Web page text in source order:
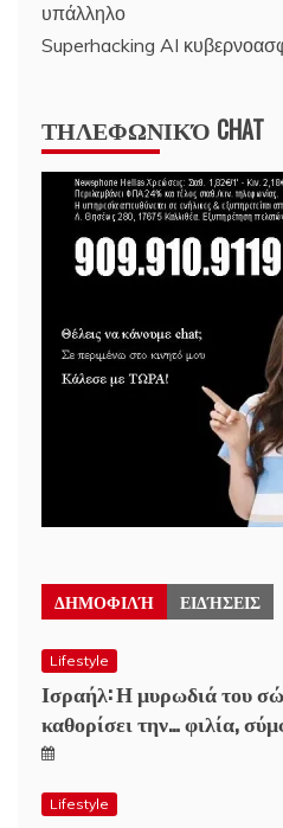
υπάλληλο
Superhacking AI
ΤΗΛΕΦΩΝΙΚΌ CHAT
ΔΗΜΟΦΙΛΉ ΕΙΔΉΣΕΙΣ
Lifestyle
Ισραήλ: Η μυρωδιά του
καθορίσει την… φιλία,
Lifestyle